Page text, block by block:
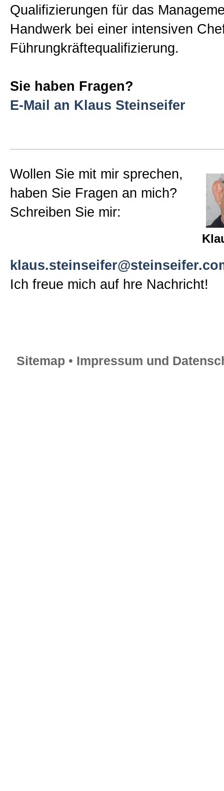
Qualifizierungen für das
Handwerk bei einer intensiven
Führungkräftequalifizierung.
Sie haben Fragen?
E-Mail an Klaus Steinseifer
Wollen Sie mit mir sprechen,
haben Sie Fragen an mich?
Schreiben Sie mir:
Ich freue mich auf hre Nachricht!
Sitemap • Impressum und